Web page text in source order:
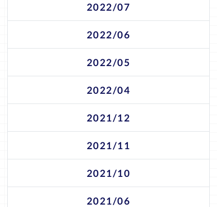
2022/07
2022/06
2022/05
2022/04
2021/12
2021/11
2021/10
2021/06